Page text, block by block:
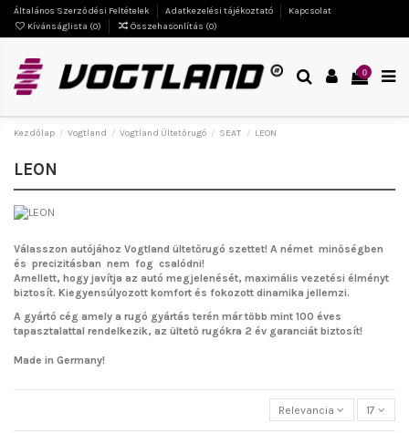
Általános Szerződési Feltételek Adatkezelési tájékoztató
Kapcsolat
Kívánságlista (0) Összehasonlítás (0)
0
Kezdőlap Vogtland Vogtland Ültetőrugó SEAT LEON
LEON
Válasszon autójához Vogtland ültetőrugó szettet! A német minőségben
és precizitásban nem fog csalódni!
Amellett, hogy javítja az autó megjelenését, maximális vezetési élményt
biztosít. Kiegyensúlyozott komfort és fokozott dinamika jellemzi.
A gyártó cég amely a rugó gyártás terén már több mint 100 éves
tapasztalattal rendelkezik, az ültető rugókra 2 év garanciát biztosít!
Made in Germany!
Relevancia 17